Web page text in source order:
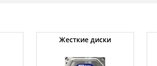
Жесткие диски